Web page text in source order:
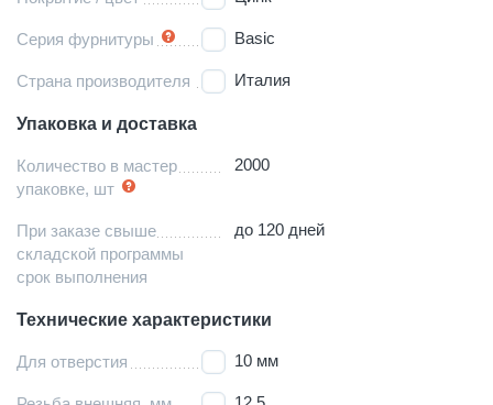
Серия фурнитуры Basic
Страна производителя Италия
Упаковка и доставка
Количество в мастер
упаковке, шт
2000
При заказе свыше
складской программы
срок выполнения
до 120 дней
Технические характеристики
Для отверстия 10 мм